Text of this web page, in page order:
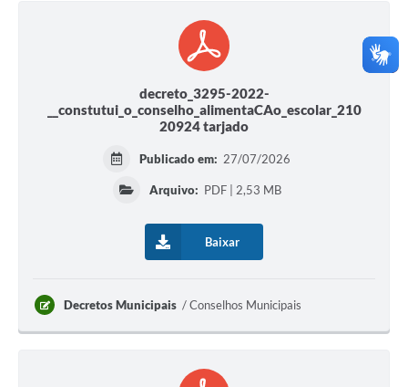
decreto_3295-2022-
__constutui_o_conselho_alimentaCAo_escolar_210
20924 tarjado
Publicado em: 27/07/2026
Arquivo: PDF | 2,53 MB
Baixar
Decretos Municipais Conselhos Municipais